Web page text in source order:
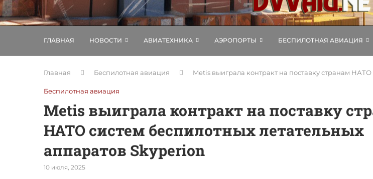
ГЛАВНАЯ НОВОСТИ АВИАТЕХНИКА АЭРОПОРТЫ БЕСПИЛОТНАЯ АВИАЦИЯ
Главная Беспилотная авиация Metis выиграла контракт на поставку странам
Беспилотная авиация
Metis выиграла контракт на поставку
НАТО систем беспилотных летательных
аппаратов Skyperion
10 июля, 2025